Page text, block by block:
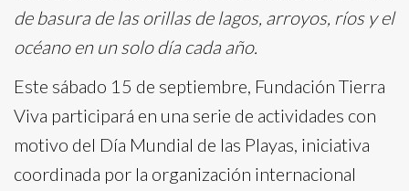
de basura de las orillas de lagos, arroyos, ríos y el
océano en un solo día cada año.
Este sábado 15 de septiembre, Fundación Tierra
Viva participará en una serie de actividades con
motivo del Día Mundial de las Playas, iniciativa
coordinada por la organización internacional